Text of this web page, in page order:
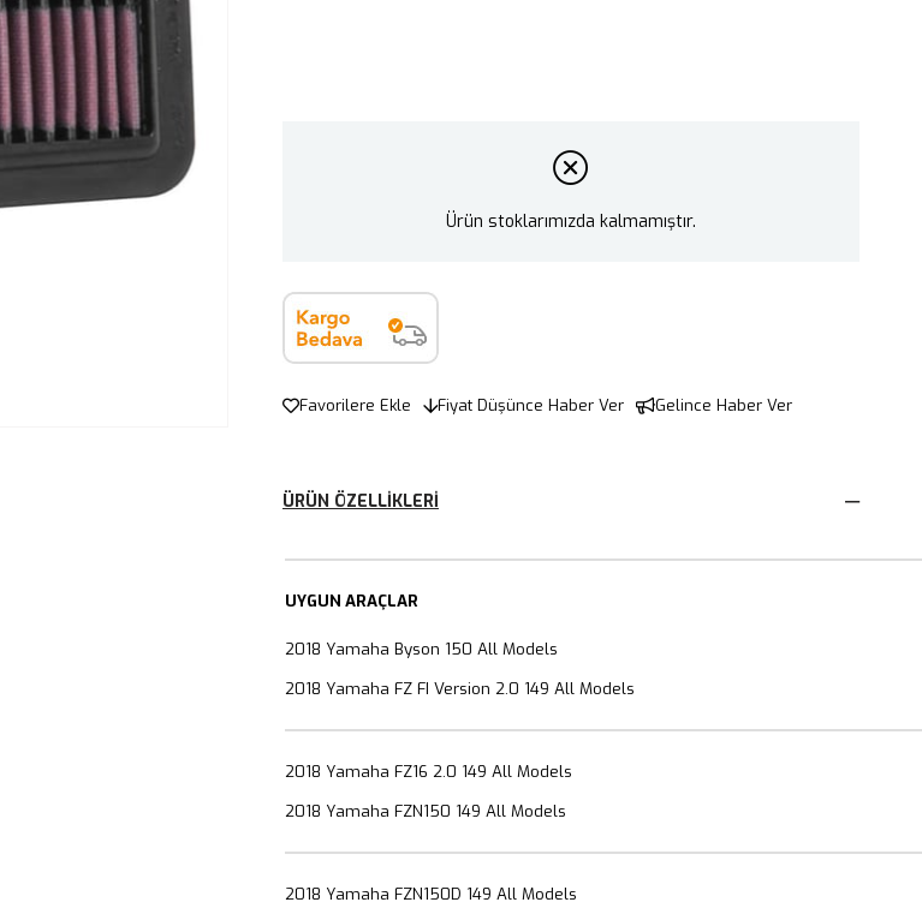
Ürün stoklarımızda kalmamıştır.
Favorilere Ekle Fiyat Düşünce Haber Ver Gelince Haber Ver
ÜRÜN ÖZELLIKLERI
UYGUN ARAÇLAR
2018 Yamaha Byson 150 All Models
2018 Yamaha FZ FI Version 2.0 149 All Models
2018 Yamaha FZ16 2.0 149 All Models
2018 Yamaha FZN150 149 All Models
2018 Yamaha FZN150D 149 All Models